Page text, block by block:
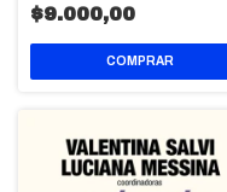
$9.000,00